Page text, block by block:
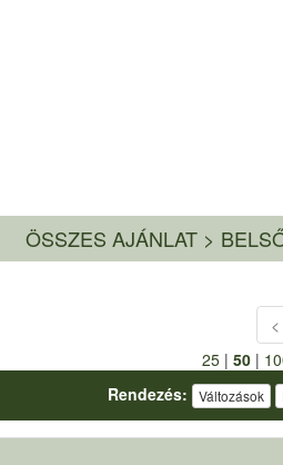
ÖSSZES AJÁNLAT >
<
25| 50|
Rendezés:
Változások